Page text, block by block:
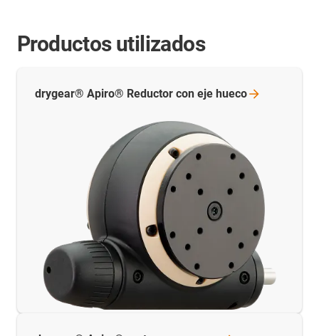
Productos utilizados
drygear® Apiro® Reductor con eje hueco